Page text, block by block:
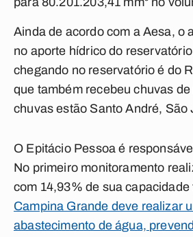
Ainda de acordo com a Aesa, o
no aporte hídrico do
chegando no reservatório é do
que também recebeu chuvas
chuvas estão Santo André,
O Epitácio Pessoa é
No primeiro monitoramento
com 14,93% de sua capacidade
Campina Grande deve realizar
abastecimento de água,